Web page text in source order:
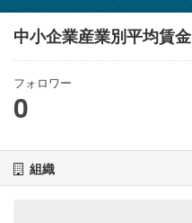
中小企業産業別平均賃金
フォロワー
0
組織